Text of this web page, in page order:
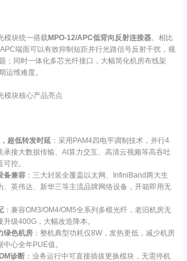
模块统一搭载MPO-12/APC低背向反射连接器。相比
端面可以有效抑制短距并行光路信号反射干扰，规
；同时一体化多芯光纤接口，大幅简化机房布线架
运维难度。
模块核心产品亮点
超低转发时延 ：采用PAM4四电平调制技术，并行4
承接大数据传输、AI算力交互、高清云视频等高吞吐
控。
备兼容 ：三大封装全覆盖以太网、InfiniBand两大生
、英伟达、新华三等主流品牌网络设备，开箱即用无
：兼容OM3/OM4/OM5全系列多模光纤，老旧机房无
级400G，大幅改造降本。
绿色机房 ：整机典型功耗仅8W，发热更低，减少机房
心全年PUE值。
诊断 ：业务运行中可直接插拔更换模块，无需停机